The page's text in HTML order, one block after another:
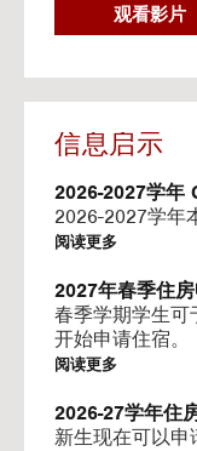
G
O
O
U
S
I
N
V
I
D
E
O
观看影片
信息启示
2026-2027学年
2026-2027学年
阅读更多
2027年春季住
春季学期学生
开始申请住宿。
阅读更多
2026-27学年住
新生现在可以申